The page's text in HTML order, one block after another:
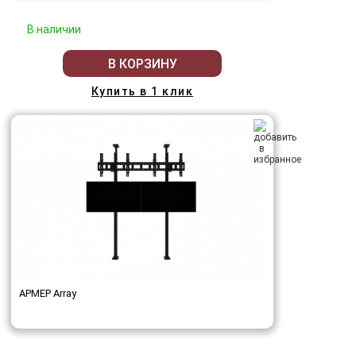
В наличии
В КОРЗИНУ
Купить в 1 клик
АРМЕР Array